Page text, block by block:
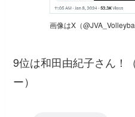
画像はX（
9位は和田由紀子さん！
ー）